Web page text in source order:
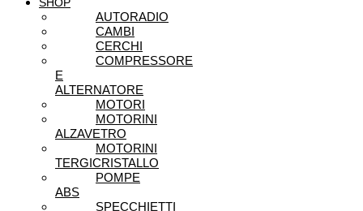
SHOP
AUTORADIO
CAMBI
CERCHI
COMPRESSORE
E
ALTERNATORE
MOTORI
MOTORINI
ALZAVETRO
MOTORINI
TERGICRISTALLO
POMPE
ABS
SPECCHIETTI